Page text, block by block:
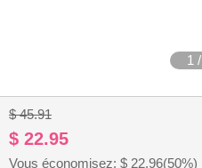
1 /
$ 45.91
$ 22.95
Vous économisez: $ 22.96(50%)